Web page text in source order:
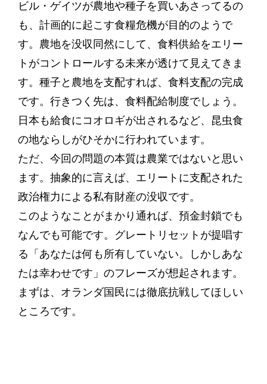
ビル・ゲイツが農地や種子を買いあさってるの
も、計画的に起こす食糧危機が目的のようで
す。農地を没収同然にして、食料供給をエリー
トがコントロールする未来が透けて見えてきま
す。種子と農地を支配すれば、食料支配の完成
です。行きつく先は、食料配給制度でしょう。
日本も給食にコオロギが出されるなど、昆虫食
の地ならしがひそかに行われています。
ただ、今回の問題の本質は農業ではないと思い
ます。抽象的に言えば、エリートに支配された
政治権力による私有財産の没収です。
このようなことがまかり通れば、預金封鎖でも
なんでも可能です。グレートリセットが提唱す
る「あなたは何も所有していない。しかしあな
たは幸わせです」のフレーズが想起されます。
まずは、オランダ国民には徹底抗戦してほしい
ところです。